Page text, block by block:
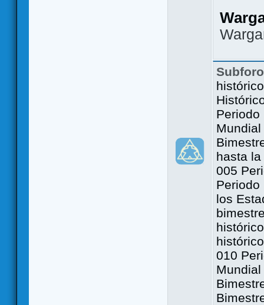
Periodo
hasta
005
Periodo
los
010